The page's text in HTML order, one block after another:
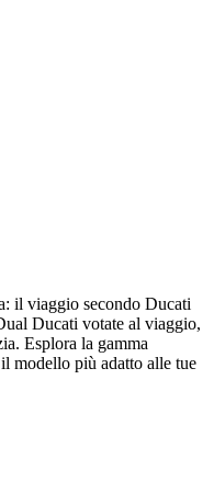
il viaggio secondo Ducati
Ducati votate al viaggio,
Esplora la gamma
modello più adatto alle tue